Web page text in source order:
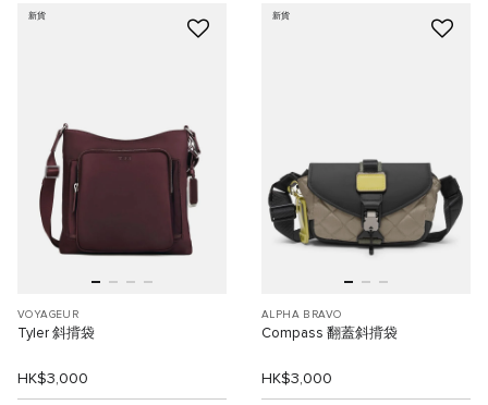
新貨
VOYAGEUR
Tyler 斜揹袋
HK$3,000
新貨
ALPHA BRAVO
Compass 翻蓋斜揹袋
HK$3,000